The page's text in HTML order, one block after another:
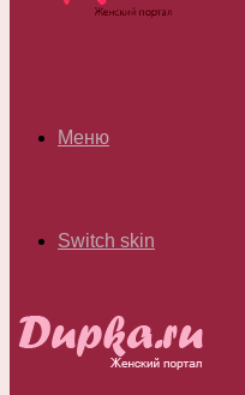
Меню
Switch skin